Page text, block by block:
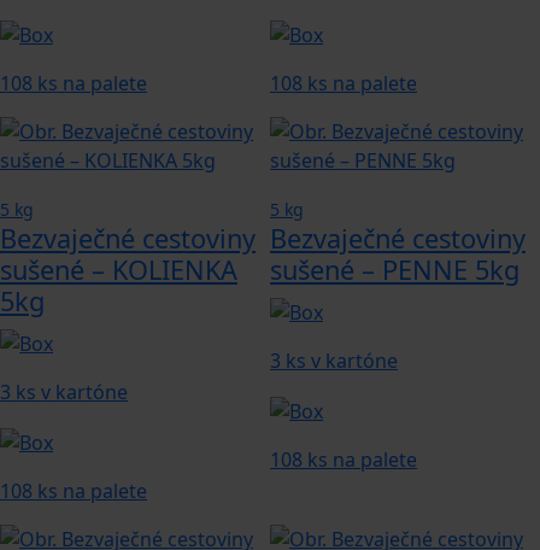
108 ks na palete 108 ks na palete
5 kg
Bezvaječné cestoviny
sušené – KOLIENKA
5kg
3 ks v kartóne
108 ks na palete
5 kg
Bezvaječné cestoviny
sušené – PENNE 5kg
3 ks v kartóne
108 ks na palete